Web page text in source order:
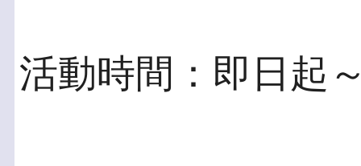
活動時間：即日起